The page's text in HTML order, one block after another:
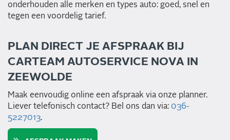
onderhouden alle merken en types auto: goed, snel en
tegen een voordelig tarief.
PLAN DIRECT JE AFSPRAAK BIJ
CARTEAM AUTOSERVICE NOVA IN
ZEEWOLDE
Maak eenvoudig online een afspraak via onze planner.
Liever telefonisch contact? Bel ons dan via: 036-
5227013.